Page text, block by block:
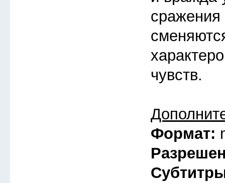
сражения
чувств.
Формат: